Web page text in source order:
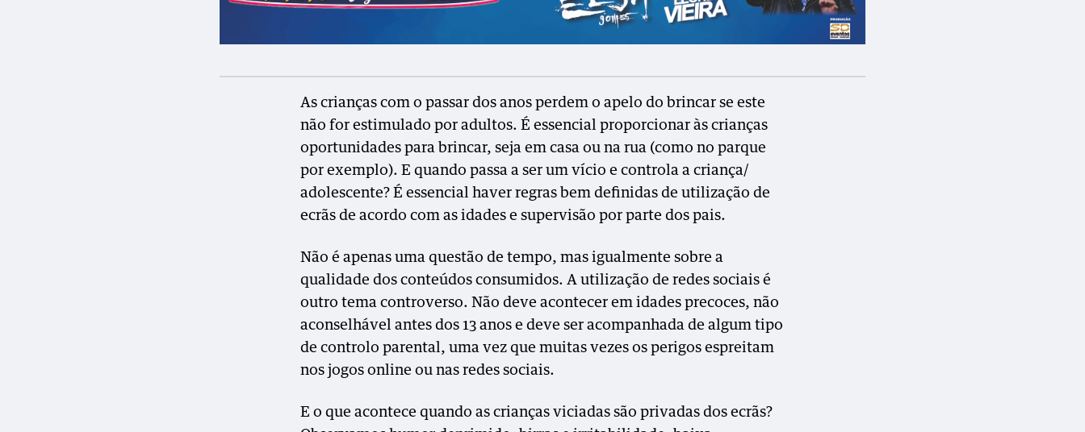
As crianças com o passar dos anos perdem o apelo do brincar se este
não for estimulado por adultos. É essencial proporcionar às crianças
oportunidades para brincar, seja em casa ou na rua (como no parque
por exemplo). E quando passa a ser um vício e controla a criança/
adolescente? É essencial haver regras bem definidas de utilização de
ecrãs de acordo com as idades e supervisão por parte dos pais.
Não é apenas uma questão de tempo, mas igualmente sobre a
qualidade dos conteúdos consumidos. A utilização de redes sociais é
outro tema controverso. Não deve acontecer em idades precoces, não
aconselhável antes dos 13 anos e deve ser acompanhada de algum tipo
de controlo parental, uma vez que muitas vezes os perigos espreitam
nos jogos online ou nas redes sociais.
E o que acontece quando as crianças viciadas são privadas dos ecrãs?